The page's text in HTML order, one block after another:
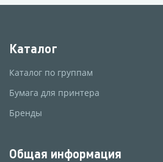
Каталог
Каталог по группам
Бумага для принтера
Бренды
Общая информация